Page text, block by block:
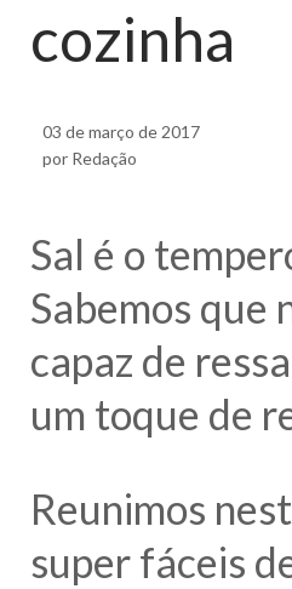
cozinha
03 de março de 2017
por Redação
Sal é o
Sabemos que
capaz de
um toque de
Reunimos
super fáceis